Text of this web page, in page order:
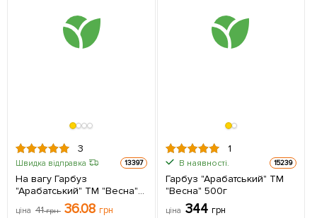
3
Швидка відправка 13397
На вагу Гарбуз
"Арабатський" ТМ "Весна"
ціна за 10г
ціна 41грн 36.08 грн
1
В наявності. 15239
Гарбуз "Арабатський" ТМ
"Весна" 500г
ціна 344 грн